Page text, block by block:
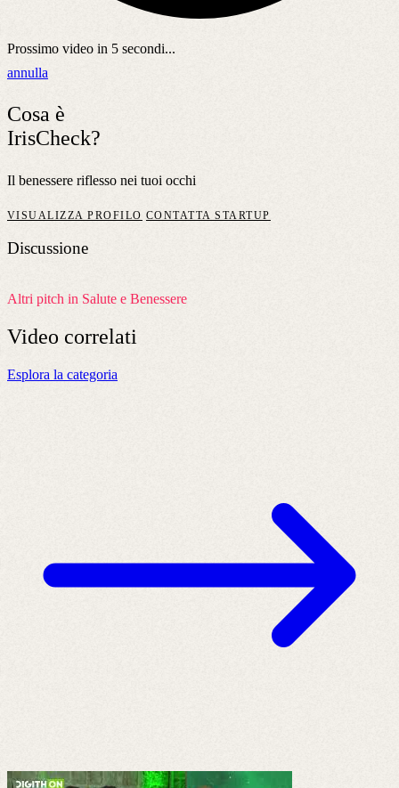
Prossimo video in 5 secondi...
annulla
Cosa è
IrisCheck?
Il benessere riflesso nei tuoi occhi
VISUALIZZA PROFILO CONTATTA STARTUP
Discussione
Altri pitch in Salute e Benessere
Video correlati
Esplora la categoria